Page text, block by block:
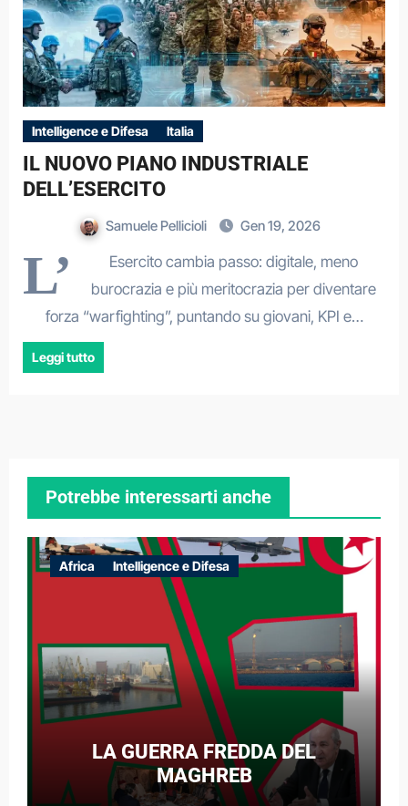
Intelligence e Difesa Italia
IL NUOVO PIANO INDUSTRIALE
DELL’ESERCITO
Samuele Pellicioli Gen 19, 2026
L’
Esercito cambia passo: digitale, meno
burocrazia e più meritocrazia per diventare
forza “warfighting”, puntando su giovani, KPI e…
Leggi tutto
Potrebbe interessarti anche
Africa Intelligence e Difesa
LA GUERRA FREDDA DEL
MAGHREB